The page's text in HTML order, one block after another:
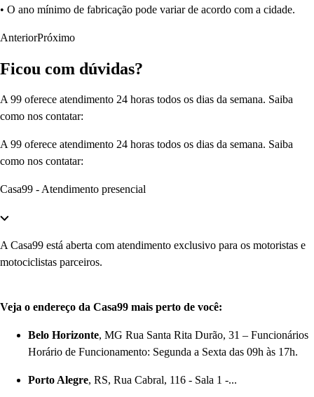
• O ano mínimo de fabricação pode variar de acordo com a cidade.
AnteriorPróximo
Ficou com dúvidas?
A 99 oferece atendimento 24 horas todos os dias da semana. Saiba
como nos contatar:
A 99 oferece atendimento 24 horas todos os dias da semana. Saiba
como nos contatar:
Casa99 - Atendimento presencial
A Casa99 está aberta com atendimento exclusivo para os motoristas e
motociclistas parceiros.
Veja o endereço da Casa99 mais perto de você:
Belo Horizonte, MG Rua Santa Rita Durão, 31 – Funcionários
Horário de Funcionamento: Segunda a Sexta das 09h às 17h.
Porto Alegre, RS, Rua Cabral, 116 - Sala 1 -...